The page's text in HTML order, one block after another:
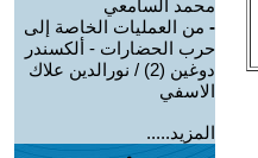
محمد السامعي
- من العمليات الخاصة إلى
حرب الحضارات - ألكسندر
دوغين (2) / نورالدين علاك
الاسفي
المزيد.....